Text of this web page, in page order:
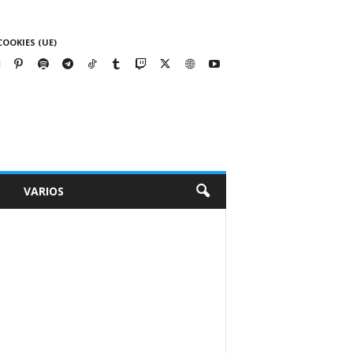
(UE)
VARIOS